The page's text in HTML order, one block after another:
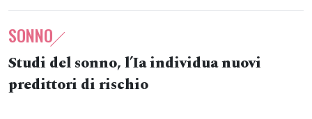
SONNO
Studi del sonno, l’Ia individua nuovi
predittori di rischio